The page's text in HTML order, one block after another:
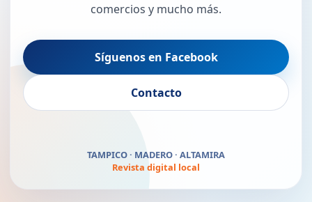
comercios y mucho más.
Síguenos en Facebook
Contacto
El Puerto Jaibo vuelve
pronto
TAMPICO · MADERO · ALTAMIRA
Revista digital local